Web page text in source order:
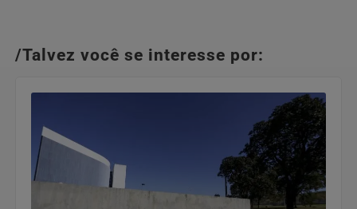
/Talvez você se interesse por: